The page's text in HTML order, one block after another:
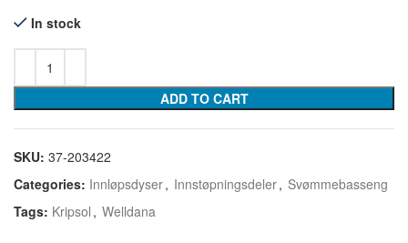
In stock
ADD TO CART
SKU: 37-203422
Categories: Innløpsdyser, Innstøpningsdeler, Svømmebasseng
Tags: Kripsol , Welldana